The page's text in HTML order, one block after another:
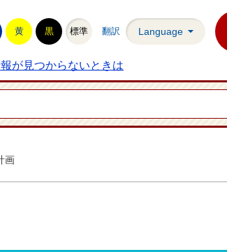
黄 黒 標準 翻訳 Language
が見つからないときは
画